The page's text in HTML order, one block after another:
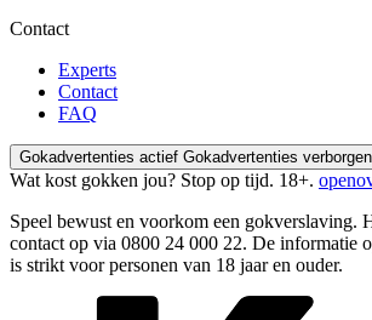
Contact
Experts
Contact
FAQ
Gokadvertenties actief Gokadvertenties verborgen
Wat kost gokken jou? Stop op tijd. 18+.
Speel bewust en voorkom een gokverslaving.
contact op via 0800 24 000 22. De informatie
is strikt voor personen van 18 jaar en ouder.